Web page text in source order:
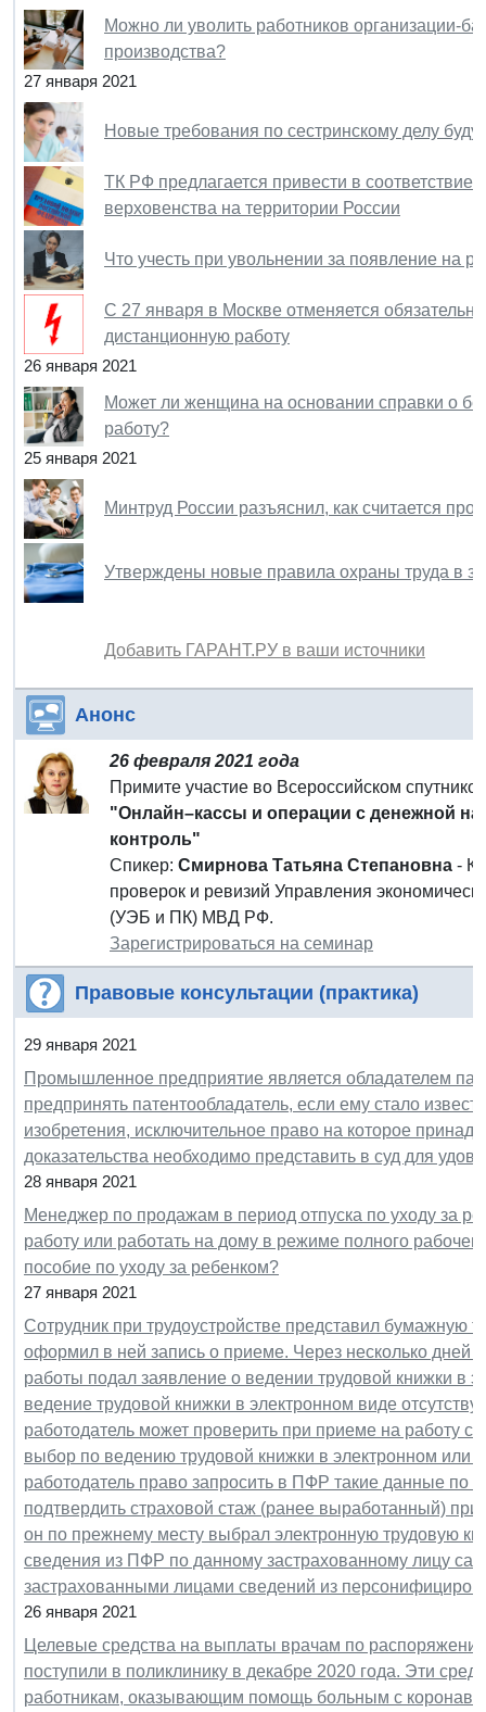
Можно ли уволить работников организации-
производства?
27 января 2021
Новые требования по сестринскому делу
ТК РФ предлагается привести в соответствие
верховенства на территории России
Что учесть при увольнении за появление на
С 27 января в Москве отменяется
дистанционную работу
26 января 2021
Может ли женщина на основании справки о
работу?
25 января 2021
Минтруд России разъяснил, как считается
Утверждены новые правила охраны труда в
Добавить ГАРАНТ.РУ в ваши источники
Анонс
26 февраля 2021 года
Примите участие во Всероссийском
"Онлайн–кассы и операции с денежной
контроль"
Спикер: Смирнова Татьяна Степановна -
проверок и ревизий Управления
(УЭБ и ПК) МВД РФ.
Зарегистрироваться на семинар
Правовые консультации (практика)
29 января 2021
Промышленное предприятие является обладателем
предпринять патентообладатель, если ему стало
изобретения, исключительное право на которое
доказательства необходимо представить в суд для
28 января 2021
Менеджер по продажам в период отпуска по уходу за
работу или работать на дому в режиме полного
пособие по уходу за ребенком?
27 января 2021
Сотрудник при трудоустройстве представил бумажную
оформил в ней запись о приеме. Через несколько дней
работы подал заявление о ведении трудовой книжки в
ведение трудовой книжки в электронном виде
работодатель может проверить при приеме на работу
выбор по ведению трудовой книжки в электронном или
работодатель право запросить в ПФР такие данные по
подтвердить страховой стаж (ранее выработанный)
он по прежнему месту выбрал электронную трудовую
сведения из ПФР по данному застрахованному лицу
застрахованными лицами сведений из
26 января 2021
Целевые средства на выплаты врачам по
поступили в поликлинику в декабре 2020 года. Эти
работникам, оказывающим помощь больным с